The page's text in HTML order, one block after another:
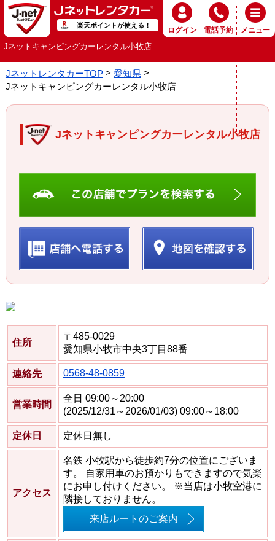
楽天ポイントが使える！
ログイン 電話予約 メニュー
Jネットキャンピングカーレンタル小牧店
JネットレンタカーTOP
愛知県
Jネットキャンピングカーレンタル小牧店
Jネットキャンピングカーレンタル小牧店
住所
〒485-0029
愛知県小牧市中央3丁目88番
連絡先 0568-48-0859
営業時間
全日 09:00～20:00
(2025/12/31～2026/01/03) 09:00～18:00
定休日 定休日無し
アクセス
名鉄 小牧駅から徒歩約7分の位置にございま
す。 自家用車のお預かりもできますので気楽
にお申し付けください。 ※当店は小牧空港に
隣接しておりません。
来店ルートのご案内